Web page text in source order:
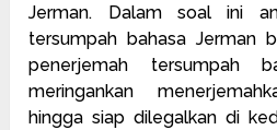
Jerman. Dalam soal ini
tersumpah bahasa Jerman
penerjemah tersumpah
meringankan
hingga siap dilegalkan di